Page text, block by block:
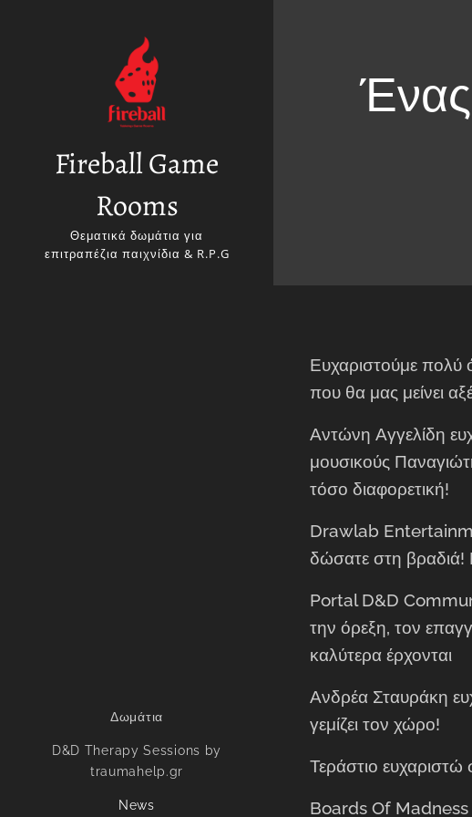
Fireball Game
Rooms
Θεματικά δωμάτια για
επιτραπέζια παιχνίδια & R.P.G
Δωμάτια
D&D Therapy Sessions by
traumahelp.gr
News
Ευχαριστούμε πολύ
που θα μας μείνει
Αντώνη Αγγελίδη
μουσικούς
τόσο διαφορετική!
Drawlab
δώσατε στη βραδιά!
Portal D&D
την όρεξη, τον
καλύτερα έρχονται
Ανδρέα Σταυράκη
γεμίζει τον χώρο!
Τεράστιο
Boards Of